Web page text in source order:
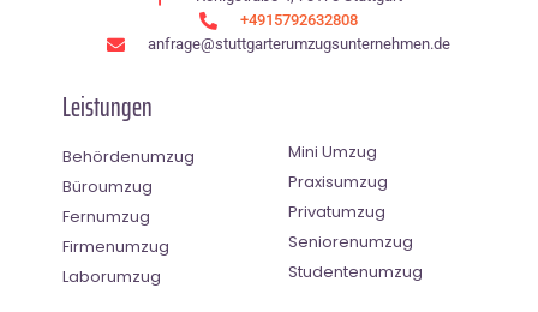
+4915792632808
anfrage@stuttgarterumzugsunternehmen.de
Leistungen
Behördenumzug
Büroumzug
Fernumzug
Firmenumzug
Laborumzug
Mini Umzug
Praxisumzug
Privatumzug
Seniorenumzug
Studentenumzug